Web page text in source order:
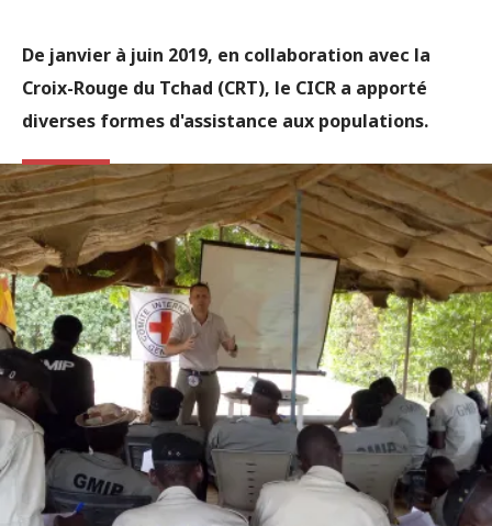
De janvier à juin 2019, en collaboration avec la
Croix-Rouge du Tchad (CRT), le CICR a apporté
diverses formes d'assistance aux populations.